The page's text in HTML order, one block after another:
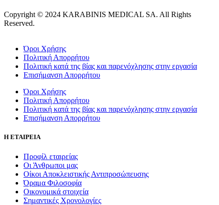
Copyright © 2024 KARABINIS MEDICAL SA. All Rights
Reserved.
Όροι Χρήσης
Πολιτική Απορρήτου
Πολιτική κατά της βίας και παρενόχλησης στην εργασία
Επισήμανση Απορρήτου
Όροι Χρήσης
Πολιτική Απορρήτου
Πολιτική κατά της βίας και παρενόχλησης στην εργασία
Επισήμανση Απορρήτου
Η ΕΤΑΙΡΕΙΑ
Προφίλ εταιρείας
Οι Άνθρωποι μας
Οίκοι Αποκλειστικής Αντιπροσώπευσης
Όραμα Φιλοσοφία
Οικονομικά στοιχεία
Σημαντικές Χρονολογίες